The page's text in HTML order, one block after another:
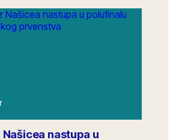
gradske poticaje za poduzetništvo
udrugama i ustanovama. Prijava
Našicea nastupa u